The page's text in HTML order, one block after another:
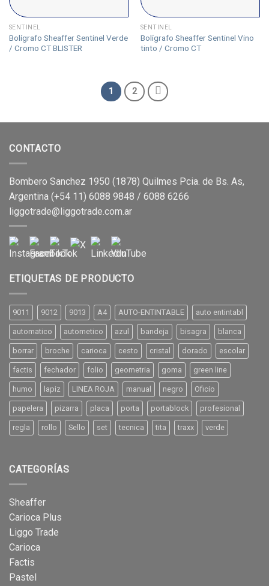
SENTINEL
Bolígrafo Sheaffer Sentinel Verde
/ Cromo CT BLISTER
SENTINEL
Bolígrafo Sheaffer Sentinel Vino
tinto / Cromo CT
1 2
CONTACTO
Bombero Sanchez 1950 (1878) Quilmes Pcia. de Bs. As,
Argentina (+54 11) 6088 9848 / 6088 6266
liggotrade@liggotrade.com.ar
ETIQUETAS DE PRODUCTO
9011 9012 9013 A4 AUTO-ENTINTABLE auto entintabl
automatico autometico azul bandeja bisagra blanca
borrar broche carioca cesto cristal dorado escolar
factis fechador folio geometria goma green line
humo lapiz LINEA ROJA manual negro Oficio
papelera pizarra placa porta portablock profesional
regla rollo Sello set tecnica tita traxx verde
CATEGORÍAS
Sheaffer
Carioca Plus
Liggo Trade
Carioca
Factis
Pastel